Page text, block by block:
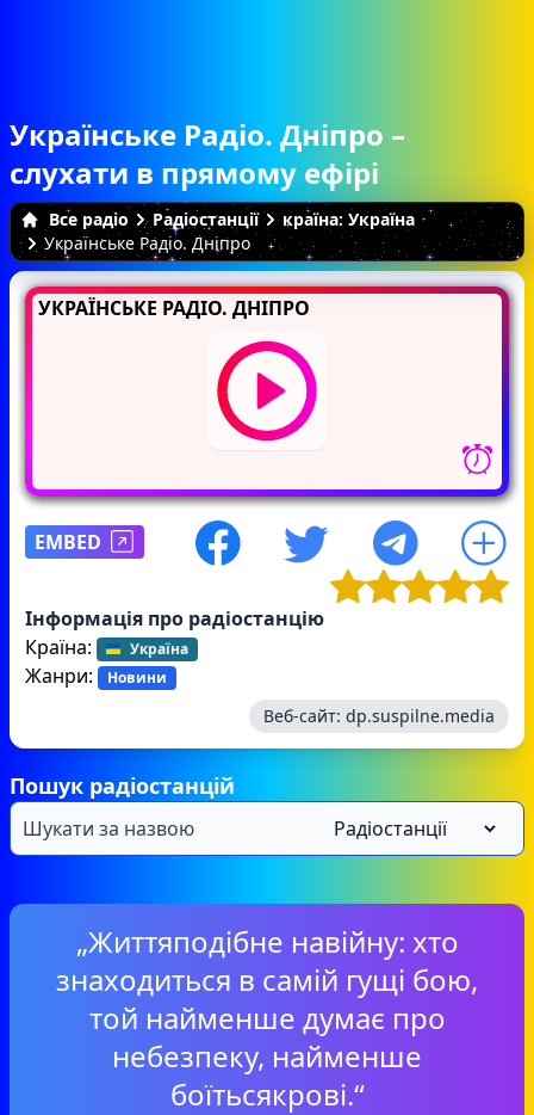
Українське Радіо. Дніпро –
слухати в прямому ефірі
Все радіо Радіостанції
країна: Україна
Українське Радіо. Дніпро
УКРАЇНСЬКЕ РАДІО. ДНІПРО
EMBED
Інформація про радіостанцію
Країна:
Україна
Жанри: Новини
Веб-сайт: dp.suspilne.media
Пошук радіостанцій
„Життяподібне навійну: хто
знаходиться в самій гущі бою,
той найменше думає про
небезпеку, найменше
боїтьсякрові.“